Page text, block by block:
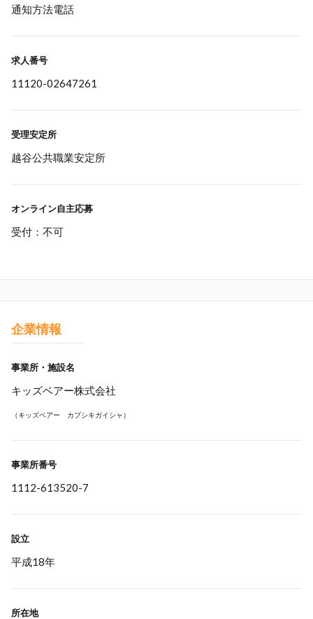
通知方法電話
求人番号
11120-02647261
受理安定所
越谷公共職業安定所
オンライン自主応募
受付：不可
企業情報
事業所・施設名
キッズベアー株式会社
（キッズベアー カブシキガイシャ）
事業所番号
1112-613520-7
設立
平成18年
所在地